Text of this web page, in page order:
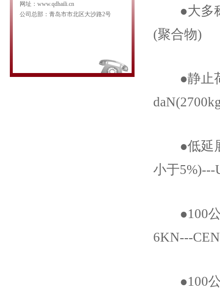
网址：www.qdhaili.cn
公司总部：青岛市市北区大沙路2号
●大多
(聚合物)
●静止荷
●低延展
小于
●100公
6KN---
●100公